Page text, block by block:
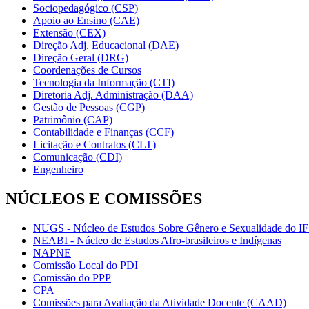
Sociopedagógico (CSP)
Apoio ao Ensino (CAE)
Extensão (CEX)
Direção Adj. Educacional (DAE)
Direção Geral (DRG)
Coordenações de Cursos
Tecnologia da Informação (CTI)
Diretoria Adj. Administração (DAA)
Gestão de Pessoas (CGP)
Patrimônio (CAP)
Contabilidade e Finanças (CCF)
Licitação e Contratos (CLT)
Comunicação (CDI)
Engenheiro
NÚCLEOS E COMISSÕES
NUGS - Núcleo de Estudos Sobre Gênero e Sexualidade do
NEABI - Núcleo de Estudos Afro-brasileiros e Indígenas
NAPNE
Comissão Local do PDI
Comissão do PPP
CPA
Comissões para Avaliação da Atividade Docente (CAAD)